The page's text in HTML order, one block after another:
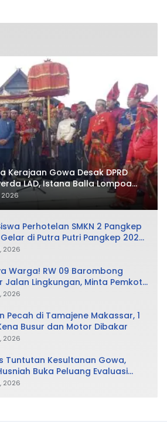
Kerajaan Gowa Desak DPRD
LAD, Istana Balla Lompoa
2026
Perhotelan SMKN 2 Pangkep
di Putra Putri Pangkep 2026,
Duta Lingkungan dan
2026
Warga! RW 09 Barombong
Jalan Lingkungan, Minta Pemkot
Fokus Urusan Sampah
2026
Pecah di Tamajene Makassar, 1
Busur dan Motor Dibakar
2026
Tuntutan Kesultanan Gowa,
Buka Peluang Evaluasi
Bisa Direvisi Bahkan Diganti
2026